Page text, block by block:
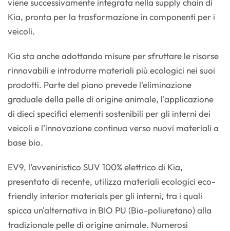
viene successivamente integrata nella supply chain di
Kia, pronta per la trasformazione in componenti per i
veicoli.
Kia sta anche adottando misure per sfruttare le risorse
rinnovabili e introdurre materiali più ecologici nei suoi
prodotti. Parte del piano prevede l'eliminazione
graduale della pelle di origine animale, l'applicazione
di dieci specifici elementi sostenibili per gli interni dei
veicoli e l'innovazione continua verso nuovi materiali a
base bio.
EV9, l’avveniristico SUV 100% elettrico di Kia,
presentato di recente, utilizza materiali ecologici eco-
friendly interior materials per gli interni, tra i quali
spicca un'alternativa in BIO PU (Bio-poliuretano) alla
tradizionale pelle di origine animale. Numerosi